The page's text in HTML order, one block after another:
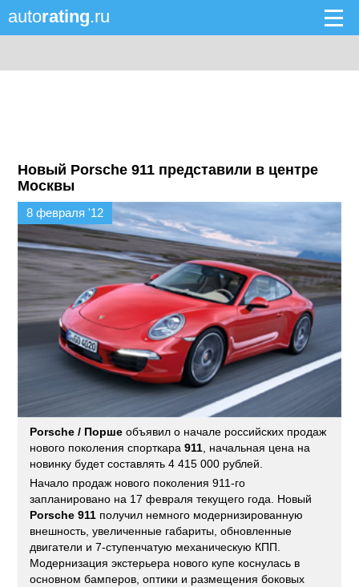
autorating.ru
Новый Porsche 911 представили в центре
Москвы
8 февраля '12
Porsche / Порше объявил о начале российских продаж
нового поколения спорткара911 , начальная цена на
новинку будет составлять 4 415 000 рублей.
Начало продаж нового поколения 911-го
запланировано на 17 февраля текущего года. Новый
Porsche 911 получил немного модернизированную
внешность, увеличенные габариты, обновленные
двигатели и 7-ступенчатую механическую КПП.
Модернизация экстерьера нового купе коснулась в
основном бамперов, оптики и размещения боковых